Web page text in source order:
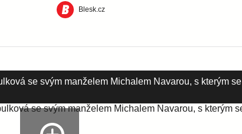
Blesk.cz
se svým manželem Michalem Navarou, s kterým se